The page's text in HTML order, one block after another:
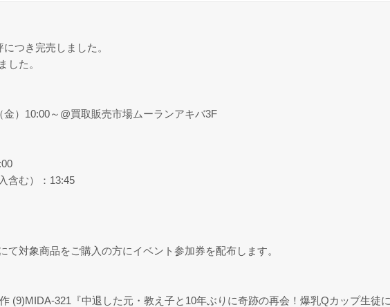
つき完売しました。
した。
金）10:00～@買取販売市場ムーランアキバ3F
含む）：13:45
て対象商品をご購入の方にイベント参加券を配布します。
(9)MIDA-321『中退した元・教え子と10年ぶりに奇跡の再会！爆乳Qカップ生徒